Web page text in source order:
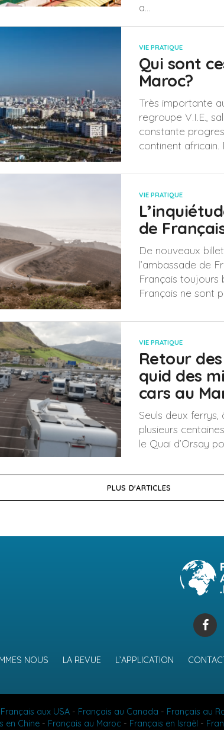
a...
VIE PRATIQUE
Qui sont
Maroc?
Très importante
regroupe V.I.E.,
constante
continent africain.
VIE PRATIQUE
de
De nouveaux
l’ambassade de
Français toujours
Français ne sont
VIE PRATIQUE
Retour
quid des
cars au
Seuls deux
plusieurs
le Quai d’Orsay
PLUS D'ARTICLES
NOUS LA REVUE L’APPLICATION
Français aux USA - Français au Canada - Français au
en Chine- Français au Maroc- Français en Israël -